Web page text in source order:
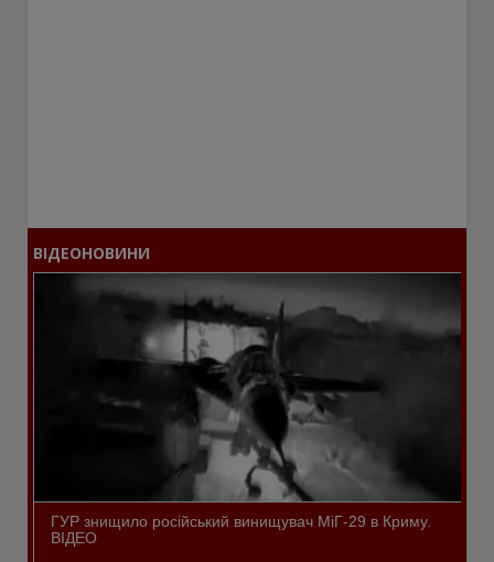
ВІДЕОНОВИНИ
ГУР знищило російський винищувач МіГ-29 в Криму.
ВІДЕО